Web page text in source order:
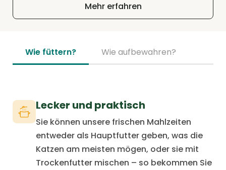
Mehr erfahren
Wie füttern? Wie aufbewahren?
Lecker und praktisch
Sie können unsere frischen Mahlzeiten
entweder als Hauptfutter geben, was die
Katzen am meisten mögen, oder sie mit
Trockenfutter mischen – so bekommen Sie